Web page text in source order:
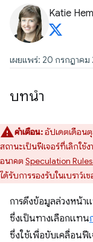
Katie
เผยแพร่: 20 กรกฎาคม
บทนำ
คำเตือน:อัปเดตเดือน
สถานะเป็นฟีเจอร์ที่เลิกใช้
อนาคต Speculation Rules
ได้รับการรองรับในเบราว์เ
การดึงข้อมูลล่วงหน้
ซึ่งเป็นทางเลือกแทน
ซึ่งใช้เพื่อขับเคลื่อนฟี